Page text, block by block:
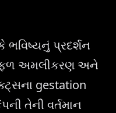
પ્રદર્શન
અમલીકરણ અને
gestation
તેની વર્તમાન